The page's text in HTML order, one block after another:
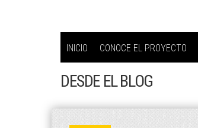
INICIO CONOCE EL PROYECTO
DESDE EL BLOG